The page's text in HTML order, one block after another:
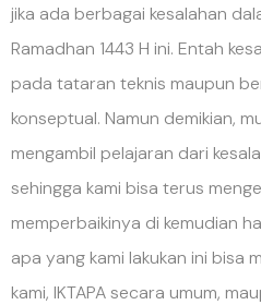
jika ada berbagai kesalahan
Ramadhan 1443 H ini. Entah
pada tataran teknis maupun
konseptual. Namun demikian,
mengambil pelajaran dari
sehingga kami bisa terus
memperbaikinya di kemudian
apa yang kami lakukan ini bisa
kami, IKTAPA secara umum,